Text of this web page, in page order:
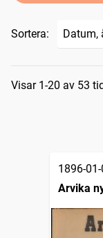
Sortera:
Visar 1-20 av 53
1896-
Arvika